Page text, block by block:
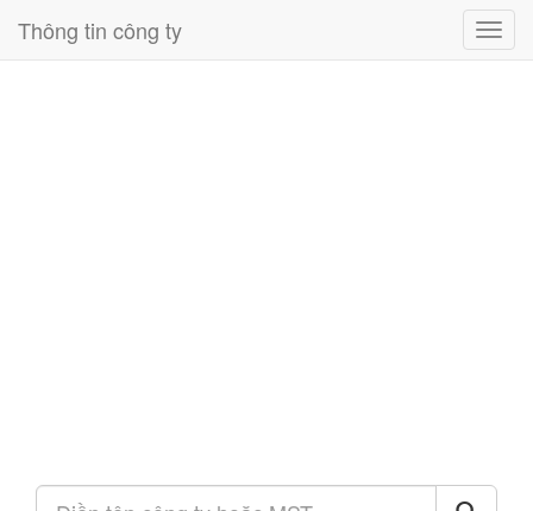
Thông tin công ty